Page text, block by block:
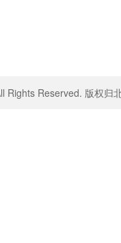
Rights Reserved. 版权归